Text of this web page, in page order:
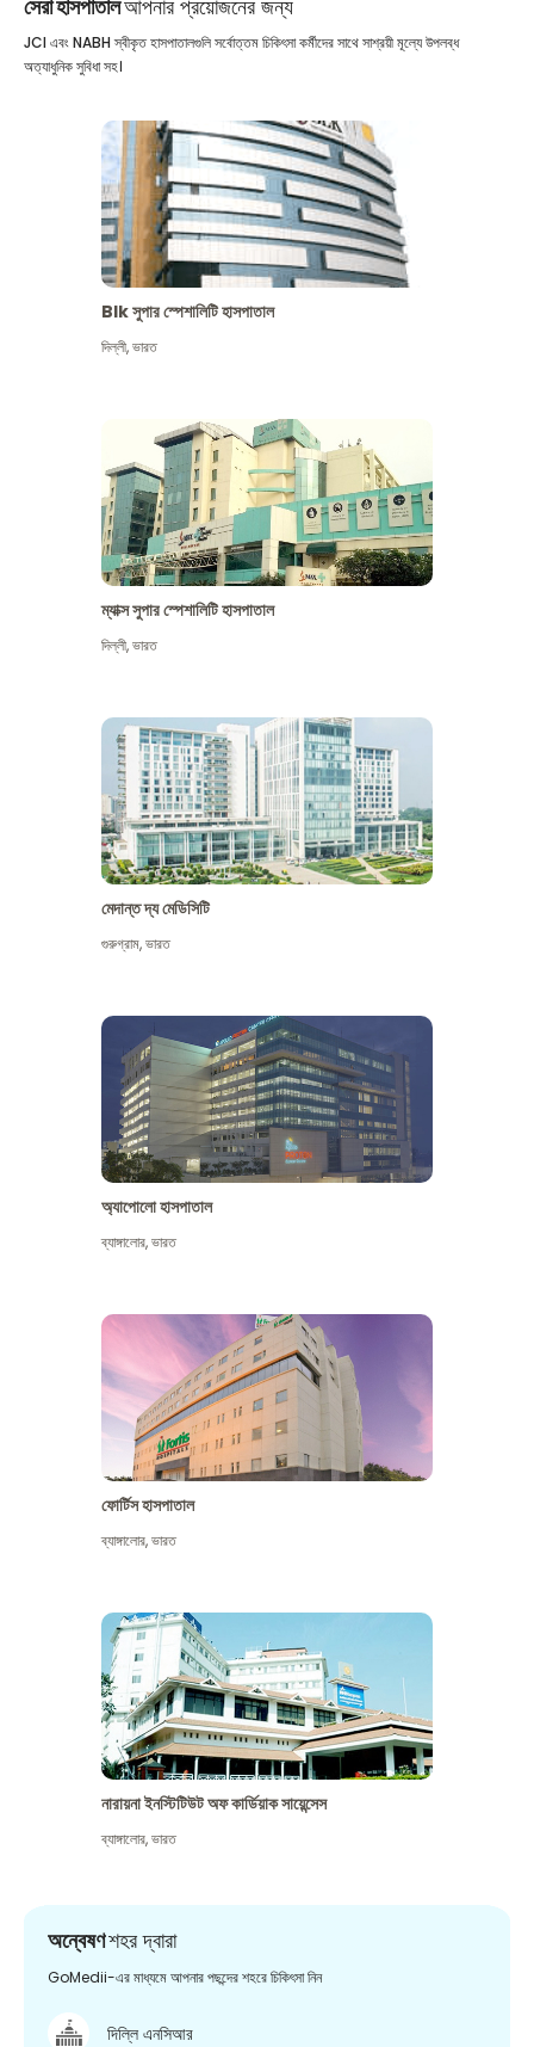
সেরা হাসপাতালআপনার প্রয়োজনের জন্য
JCI এবং NABH স্বীকৃত হাসপাতালগুলি সর্বোত্তম চিকিৎসা কর্মীদের সাথে সাশ্রয়ী মূল্যে উপলব্ধ
অত্যাধুনিক সুবিধা সহ।
Blk সুপার স্পেশালিটি হাসপাতাল
দিল্লী,ভারত
ম্যাক্স সুপার স্পেশালিটি হাসপাতাল
দিল্লী,ভারত
মেদান্ত দ্য মেডিসিটি
গুরুগ্রাম,ভারত
অ্যাপোলো হাসপাতাল
ব্যাঙ্গালোর,ভারত
ফোর্টিস হাসপাতাল
ব্যাঙ্গালোর,ভারত
নারায়না ইনস্টিটিউট অফ কার্ডিয়াক সায়েন্সেস
ব্যাঙ্গালোর,ভারত
অন্বেষণশহর দ্বারা
GoMedii-এর মাধ্যমে আপনার পছন্দের শহরে চিকিৎসা নিন
দিল্লি এনসিআর